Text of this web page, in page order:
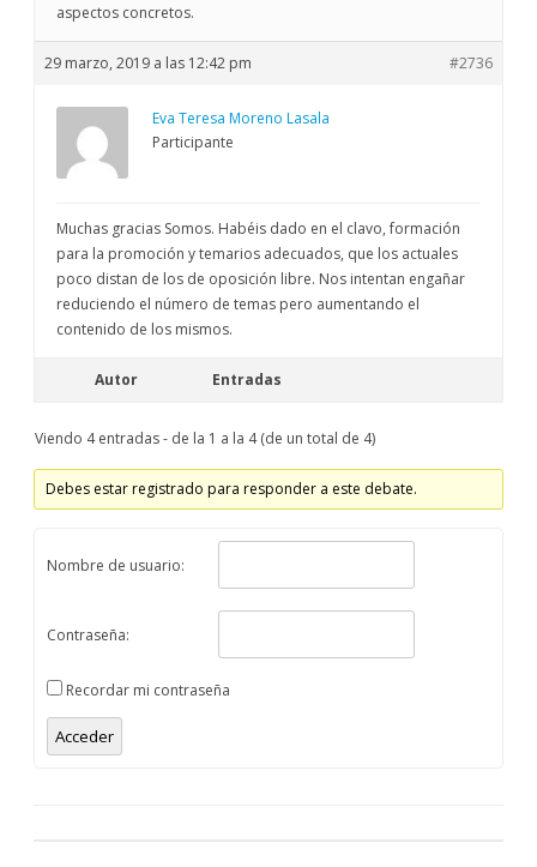
aspectos concretos.
29 marzo, 2019 a las 12:42 pm #2736
Eva Teresa Moreno Lasala
Participante
Muchas gracias Somos. Habéis dado en el clavo, formación
para la promoción y temarios adecuados, que los actuales
poco distan de los de oposición libre. Nos intentan engañar
reduciendo el número de temas pero aumentando el
contenido de los mismos.
Autor Entradas
Viendo 4 entradas - de la 1 a la 4 (de un total de 4)
Debes estar registrado para responder a este debate.
Nombre de usuario:
Contraseña:
Recordar mi contraseña
Acceder